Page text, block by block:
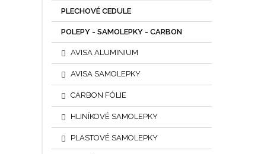
PLECHOVÉ CEDULE
POLEPY - SAMOLEPKY - CARBON
AVISA ALUMINIUM
AVISA SAMOLEPKY
CARBON FÓLIE
HLINÍKOVÉ SAMOLEPKY
PLASTOVÉ SAMOLEPKY